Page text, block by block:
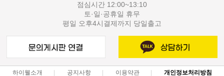
점심시간 12:00~13:10
토·일·공휴일 휴무
평일 오후4시결제까지 당일출고
하이웰소개 공지사항 이용약관 개인정보처리방침